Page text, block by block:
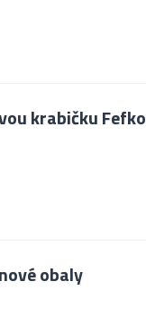
krabičku
obaly